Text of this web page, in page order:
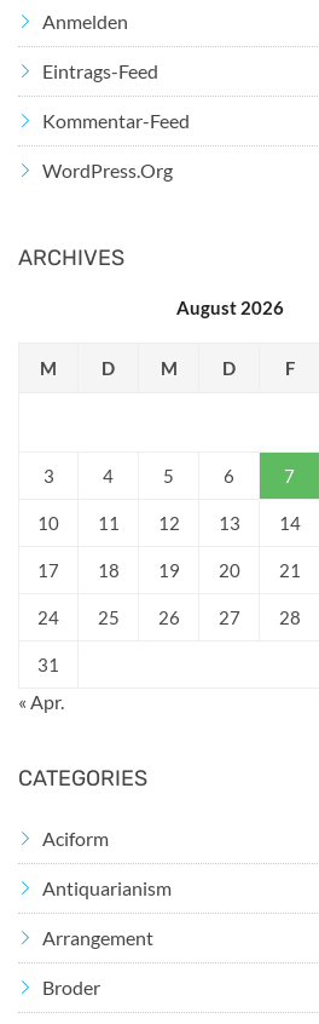
Anmelden
Eintrags-Feed
Kommentar-Feed
WordPress.org
ARCHIVES
August 2026
M D M D F
3 4 5 6 7
10 11 12 13 14
17 18 19 20 21
24 25 26 27 28
31
« Apr.
CATEGORIES
Aciform
Antiquarianism
Arrangement
Broder